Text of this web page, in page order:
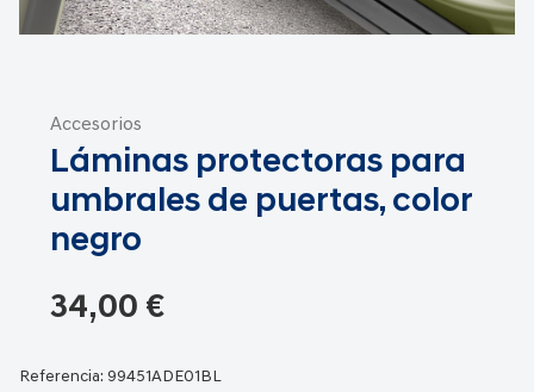
Accesorios
Láminas protectoras para
umbrales de puertas, color
negro
34,00 €
Referencia: 99451ADE01BL
comienzo
galería